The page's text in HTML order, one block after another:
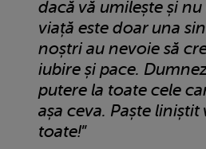
dacă vă umilește și nu
viață este doar una
noștri au nevoie să
iubire și pace.
putere la toate cele
așa ceva. Paște liniștit
toate!”